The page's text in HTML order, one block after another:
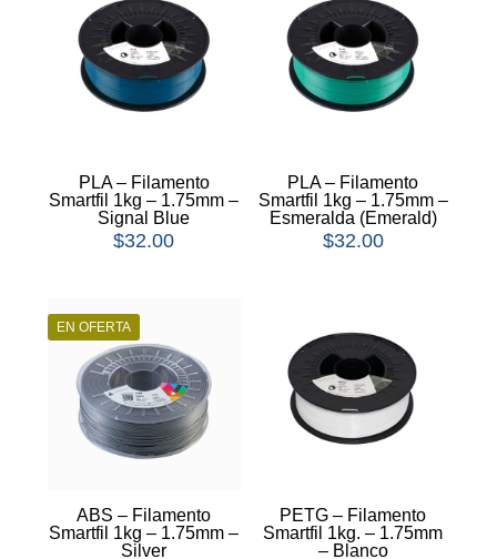
PLA – Filamento
Smartfil 1kg – 1.75mm –
Signal Blue
$32.00
PLA – Filamento
Smartfil 1kg – 1.75mm –
Esmeralda (Emerald)
$32.00
EN OFERTA
ABS – Filamento
Smartfil 1kg – 1.75mm –
Silver
PETG – Filamento
Smartfil 1kg. – 1.75mm
– Blanco